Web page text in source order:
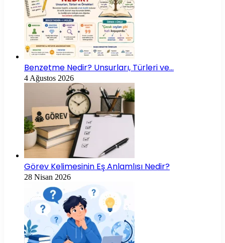
Benzetme Nedir? Unsurları, Türleri ve…
4 Ağustos 2026
Görev Kelimesinin Eş Anlamlısı Nedir?
28 Nisan 2026